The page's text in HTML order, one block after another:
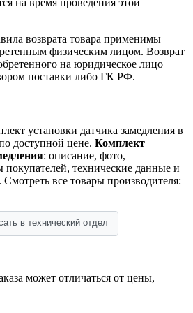
возврата товара применимы
физическим лицом. Возврат
на юридическое лицо
поставки либо ГК РФ.
установки датчика замедления в
доступной цене. Комплект
: описание, фото,
покупателей, технические данные и
все товары производителя:
в технический отдел
может отличаться от цены,